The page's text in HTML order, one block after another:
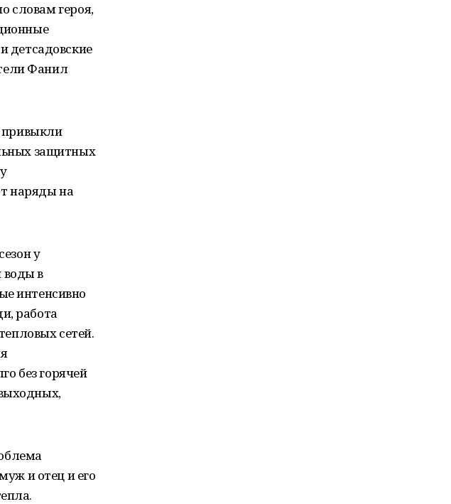
словам героя,
детсадовские
Фанил
привыкли
защитных
наряды на
у
воды в
интенсивно
работа
сетей.
без горячей
и отец и его